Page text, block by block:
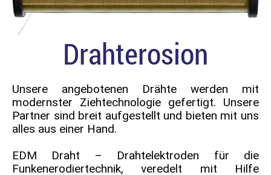
Drahterosion
Unsere angebotenen Drähte werden mit
modernster Ziehtechnologie gefertigt. Unsere
Partner sind breit aufgestellt und bieten mit uns
alles aus einer Hand.
EDM Draht – Drahtelektroden für die
Funkenerodiertechnik, veredelt mit Hilfe